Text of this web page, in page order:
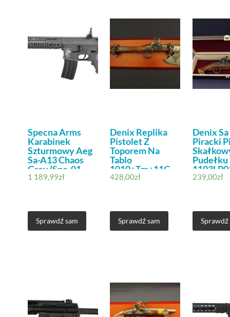
Specna Arms
Karabinek
Szturmowy Aeg
Sa-A13 Chaos
Grey (Spe-01-
017538) G
1 189,99zł
Sprawdź sam
Denix Replika
Pistolet Z
Toporem Na
Tablo
1010+Tm+11G
428,00zł
Sprawdź sam
Denix
Piracki
239,00zł
Sprawdź